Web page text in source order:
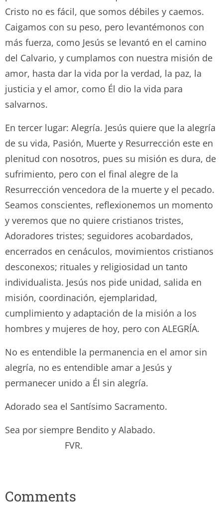
Cristo no es fácil, que somos débiles y caemos.
Caigamos con su peso, pero levantémonos con
más fuerza, como Jesús se levantó en el camino
del Calvario, y cumplamos con nuestra misión de
amor, hasta dar la vida por la verdad, la paz, la
justicia y el amor, como Él dio la vida para
salvarnos.
En tercer lugar: Alegría. Jesús quiere que la alegría
de su vida, Pasión, Muerte y Resurrección este en
plenitud con nosotros, pues su misión es dura, de
sufrimiento, pero con el final alegre de la
Resurrección vencedora de la muerte y el pecado.
Seamos conscientes, reflexionemos un momento
y veremos que no quiere cristianos tristes,
Adoradores tristes; seguidores acobardados,
encerrados en cenáculos, movimientos cristianos
desconexos; rituales y religiosidad un tanto
individualista. Jesús nos pide unidad, salida en
misión, coordinación, ejemplaridad,
cumplimiento y adaptación de la misión a los
hombres y mujeres de hoy, pero con ALEGRÍA.
No es entendible la permanencia en el amor sin
alegría, no es entendible amar a Jesús y
permanecer unido a Él sin alegría.
Adorado sea el Santísimo Sacramento.
Sea por siempre Bendito y Alabado.
FVR.
Comments